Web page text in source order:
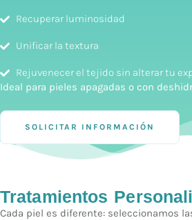
Recuperar luminosidad
Unificar la textura
Rejuvenecer el tejido sin alterar tu
Ideal para pieles apagadas o con
SOLICITAR INFORMACIÓN
Tratamientos
Cada piel es diferente: seleccionamos